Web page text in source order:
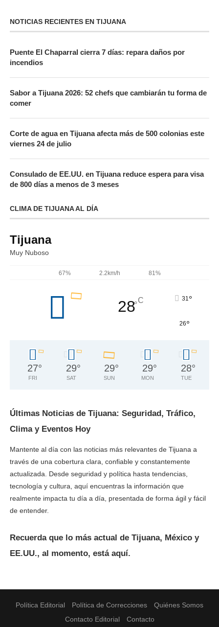
NOTICIAS RECIENTES EN TIJUANA
Puente El Chaparral cierra 7 días: repara daños por
incendios
Sabor a Tijuana 2026: 52 chefs que cambiarán tu forma de
comer
Corte de agua en Tijuana afecta más de 500 colonias este
viernes 24 de julio
Consulado de EE.UU. en Tijuana reduce espera para visa
de 800 días a menos de 3 meses
CLIMA DE TIJUANA AL DÍA
Tijuana
Muy Nuboso
67% 2.2km/h 81%
28°C 31°
26°
27°
FRI
29°
SAT
29°
SUN
29°
MON
28°
TUE
Últimas Noticias de Tijuana: Seguridad, Tráfico,
Clima y Eventos Hoy
Mantente al día con las noticias más relevantes de Tijuana a
través de una cobertura clara, confiable y constantemente
actualizada. Desde seguridad y política hasta tendencias,
tecnología y cultura, aquí encuentras la información que
realmente impacta tu día a día, presentada de forma ágil y fácil
de entender.
Recuerda que lo más actual de Tijuana, México y
EE.UU., al momento, está aquí.
Política Editorial Política de Correcciones
Quiénes Somos
Contacto Editorial
Contacto